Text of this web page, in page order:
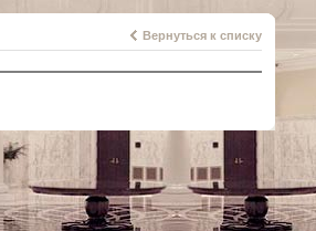
Вернуться к списку